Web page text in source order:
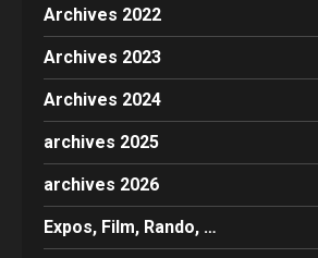
Archives 2022
Archives 2023
Archives 2024
archives 2025
archives 2026
Expos, Film, Rando, …